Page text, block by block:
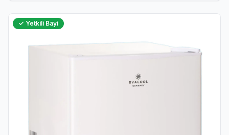
✓ Yetkili Bayi